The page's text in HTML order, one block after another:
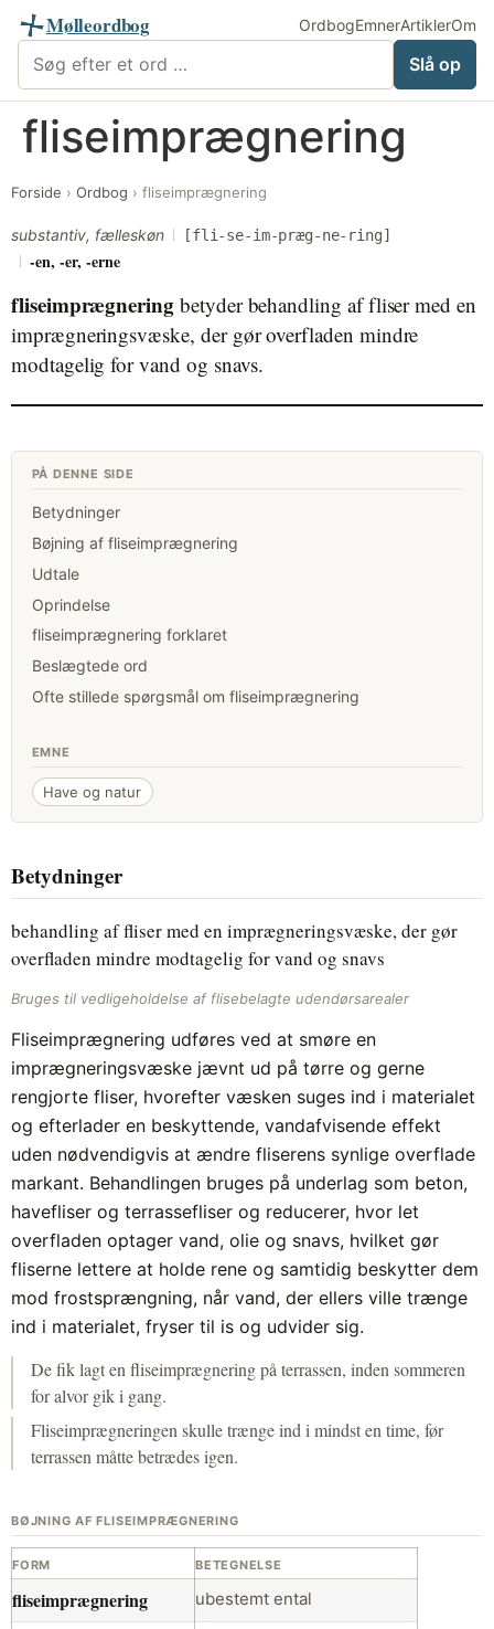
Mølleordbog OrdbogEmnerArtiklerOm
Søg i Mølleordbog
Slå op
Viderefliseimprægnering
Forside › Ordbog › fliseimprægnering
substantiv, fælleskøn [fli-se-im-præg-ne-ring]
-en, -er, -erne
fliseimprægnering betyder behandling af fliser med en
imprægneringsvæske, der gør overfladen mindre
modtagelig for vand og snavs.
Betydninger
behandling af fliser med en imprægneringsvæske, der gør
overfladen mindre modtagelig for vand og snavs
Bruges til vedligeholdelse af flisebelagte udendørsarealer
Fliseimprægnering udføres ved at smøre en
imprægneringsvæske jævnt ud på tørre og gerne
rengjorte fliser, hvorefter væsken suges ind i materialet
og efterlader en beskyttende, vandafvisende effekt
uden nødvendigvis at ændre fliserens synlige overflade
markant. Behandlingen bruges på underlag som beton,
havefliser og terrassefliser og reducerer, hvor let
overfladen optager vand, olie og snavs, hvilket gør
fliserne lettere at holde rene og samtidig beskytter dem
mod frostsprængning, når vand, der ellers ville trænge
ind i materialet, fryser til is og udvider sig.
De fik lagt en fliseimprægnering på terrassen, inden sommeren
for alvor gik i gang.
Fliseimprægneringen skulle trænge ind i mindst en time, før
terrassen måtte betrædes igen.
BØJNING AF FLISEIMPRÆGNERING
FORM BETEGNELSE
fliseimprægnering ubestemt ental
PÅ DENNE SIDE
Betydninger
Bøjning af fliseimprægnering
Udtale
Oprindelse
fliseimprægnering forklaret
Beslægtede ord
Ofte stillede spørgsmål om fliseimprægnering
EMNE
Have og natur